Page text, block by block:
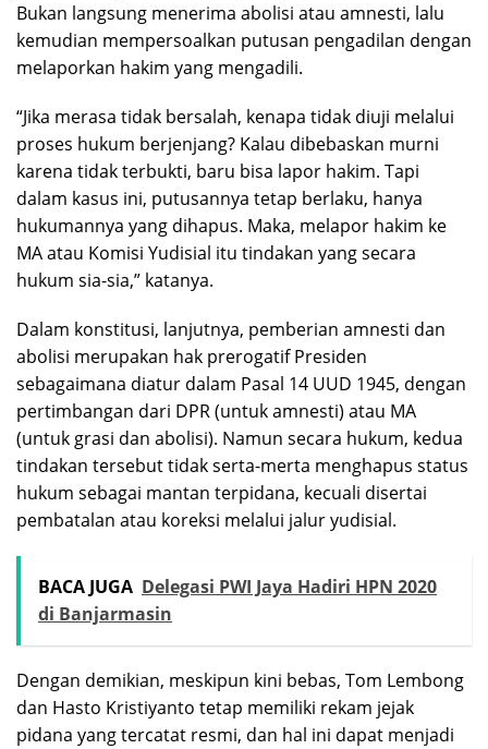
Bukan langsung menerima abolisi atau amnesti, lalu
kemudian mempersoalkan putusan pengadilan dengan
melaporkan hakim yang mengadili.
“Jika merasa tidak bersalah, kenapa tidak diuji melalui
proses hukum berjenjang? Kalau dibebaskan murni
karena tidak terbukti, baru bisa lapor hakim. Tapi
dalam kasus ini, putusannya tetap berlaku, hanya
hukumannya yang dihapus. Maka, melapor hakim ke
MA atau Komisi Yudisial itu tindakan yang secara
hukum sia-sia,” katanya.
Dalam konstitusi, lanjutnya, pemberian amnesti dan
abolisi merupakan hak prerogatif Presiden
sebagaimana diatur dalam Pasal 14 UUD 1945, dengan
pertimbangan dari DPR (untuk amnesti) atau MA
(untuk grasi dan abolisi). Namun secara hukum, kedua
tindakan tersebut tidak serta-merta menghapus status
hukum sebagai mantan terpidana, kecuali disertai
pembatalan atau koreksi melalui jalur yudisial.
BACA JUGA Delegasi PWI Jaya Hadiri HPN 2020
di Banjarmasin
Dengan demikian, meskipun kini bebas, Tom Lembong
dan Hasto Kristiyanto tetap memiliki rekam jejak
pidana yang tercatat resmi, dan hal ini dapat menjadi